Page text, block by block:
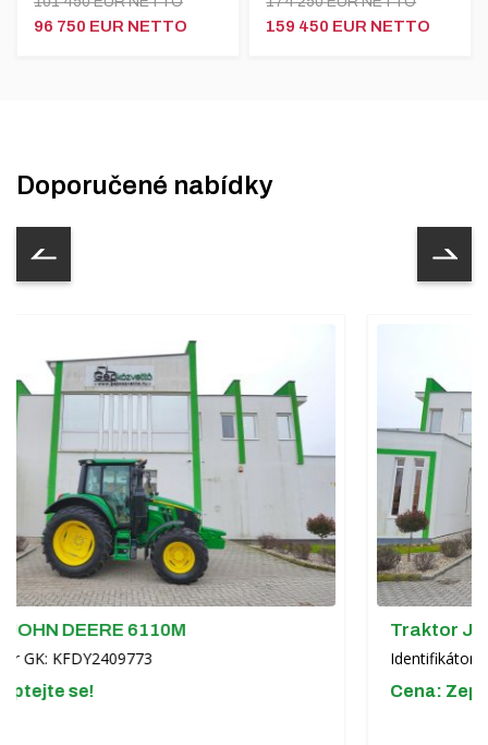
96 750 EUR NETTO 159 450 EUR NETTO
Doporučené nabídky
6110M
Traktor JOHN DEERE
Identifikátor GK:
Cena: Zeptejte se!